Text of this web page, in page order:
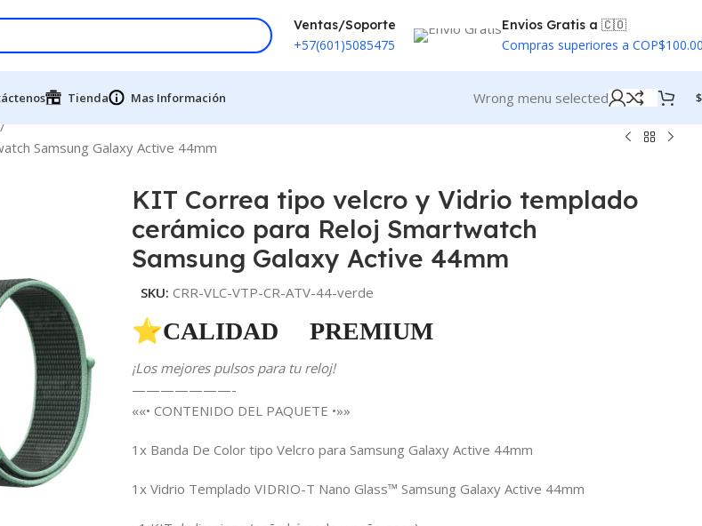
Ventas/Soporte
+57(601)5085475
Envios Gratis a 🇨🇴
Compras superiores a
Tienda Mas Información Wrong menu selected $
Samsung Galaxy Active 44mm
KIT Correa tipo velcro y Vidrio templado
cerámico para Reloj Smartwatch
Samsung Galaxy Active 44mm
SKU: CRR-VLC-VTP-CR-ATV-44-verde
⭐CALIDAD PREMIUM
¡Los mejores pulsos para tu reloj!
———————-
««• CONTENIDO DEL PAQUETE •»»
1x Banda De Color tipo Velcro para Samsung Galaxy Active 44mm
1x Vidrio Templado VIDRIO-T Nano Glass™ Samsung Galaxy Active 44mm